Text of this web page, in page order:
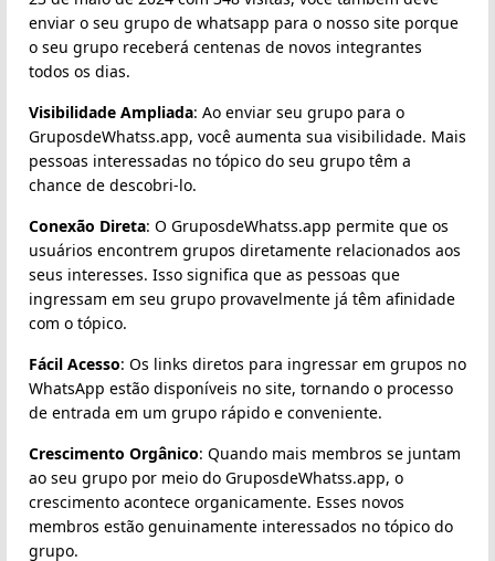
enviar o seu grupo de whatsapp para o nosso site porque
o seu grupo receberá centenas de novos integrantes
todos os dias.
Visibilidade Ampliada: Ao enviar seu grupo para o
GruposdeWhatss.app, você aumenta sua visibilidade. Mais
pessoas interessadas no tópico do seu grupo têm a
chance de descobri-lo.
Conexão Direta: O GruposdeWhatss.app permite que os
usuários encontrem grupos diretamente relacionados aos
seus interesses. Isso significa que as pessoas que
ingressam em seu grupo provavelmente já têm afinidade
com o tópico.
Fácil Acesso: Os links diretos para ingressar em grupos no
WhatsApp estão disponíveis no site, tornando o processo
de entrada em um grupo rápido e conveniente.
Crescimento Orgânico: Quando mais membros se juntam
ao seu grupo por meio do GruposdeWhatss.app, o
crescimento acontece organicamente. Esses novos
membros estão genuinamente interessados no tópico do
grupo.